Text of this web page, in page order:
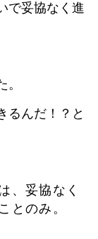
で妥協なく進
るんだ！？と
、妥協なく
とのみ。